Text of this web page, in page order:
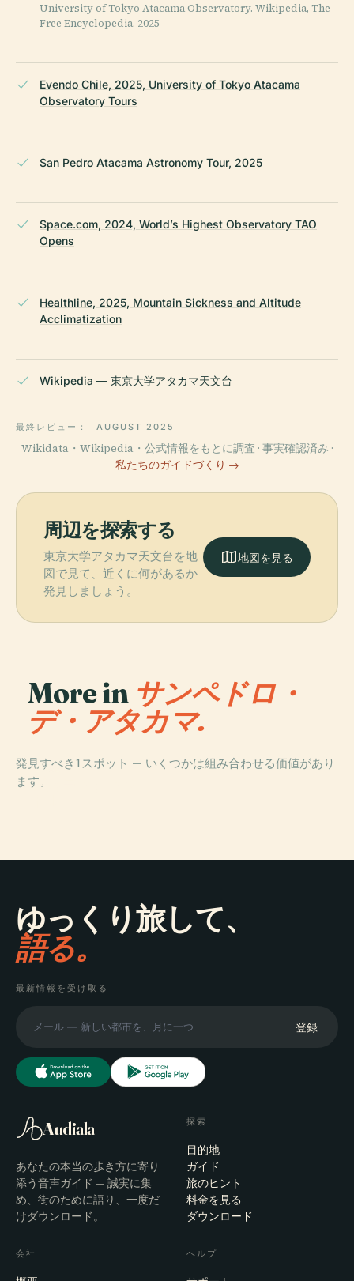
University of Tokyo Atacama Observatory. Wikipedia, The
Free Encyclopedia. 2025
Evendo Chile, 2025, University of Tokyo Atacama
Observatory Tours
San Pedro Atacama Astronomy Tour, 2025
Space.com, 2024, World’s Highest Observatory TAO
Opens
Healthline, 2025, Mountain Sickness and Altitude
Acclimatization
Wikipedia — 東京大学アタカマ天文台
最終レビュー： AUGUST 2025
Wikidata・Wikipedia・公式情報をもとに調査 · 事実確認済み ·
私たちのガイドづくり →
周辺を探索する
東京大学アタカマ天文台を地
図で見て、近くに何があるか
発見しましょう。
地図を見る
More in サンペドロ・
デ・アタカマ.
発見すべき1スポット — いくつかは組み合わせる価値があり
ます。
PLACE
プカラ・デ・キ
ゆっくり旅して、
語る。
最新情報を受け取る
登録
Audiala
あなたの本当の歩き方に寄り
添う音声ガイド — 誠実に集
め、街のために語り、一度だ
けダウンロード。
探索
目的地
ガイド
旅のヒント
料金を見る
ダウンロード
会社 ヘルプ